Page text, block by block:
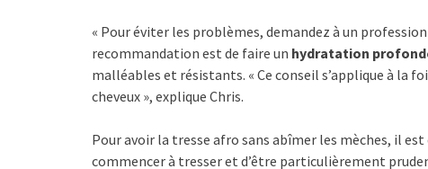
« Pour éviter les problèmes, demandez à un
recommandation est de faire un hydratation
malléables et résistants. « Ce conseil s’applique à la
cheveux », explique Chris.
Pour avoir la tresse afro sans abîmer les mèches, il
commencer à tresser et d’être particulièrement